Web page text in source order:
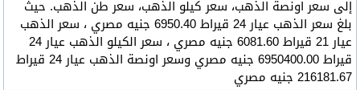
إلى سعر اونصة الذهب، سعر كيلو الذهب، سعر طن الذهب. حيث
بلغ سعر الذهب عيار 24 قيراط 6950.40 جنيه مصري ، سعر الذهب
عيار 21 قيراط 6081.60 جنيه مصري ، سعر الكيلو الذهب عيار 24
قيراط 6950400.00 جنيه مصري وسعر اونصة الذهب عيار 24 قيراط
216181.67 جنيه مصري